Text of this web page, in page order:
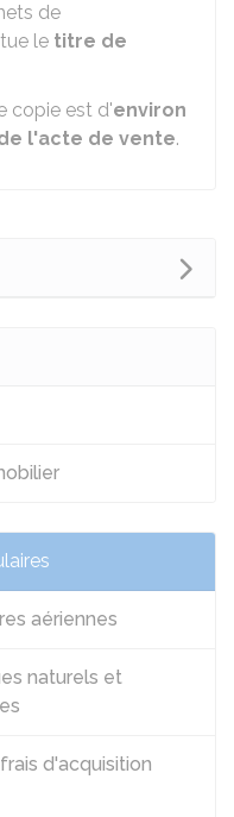
de
le titre de
copie est d'environ
l'acte de vente.
aériennes
naturels et
d'acquisition